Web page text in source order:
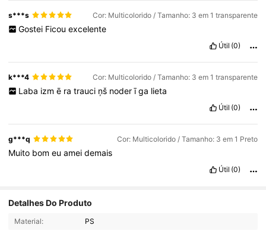
s***s Cor: Multicolorido / Tamanho: 3 em 1 transparente
Gostei Ficou excelente
Útil (0)
k***4 Cor: Multicolorido / Tamanho: 3 em 1 transparente
Laba izm ē ra trauci ņš noderīga lieta
Útil (0)
g***q Cor: Multicolorido / Tamanho: 3 em 1 Preto
Muito bomeuameidemais
Útil (0)
Detalhes Do Produto
Material: PS